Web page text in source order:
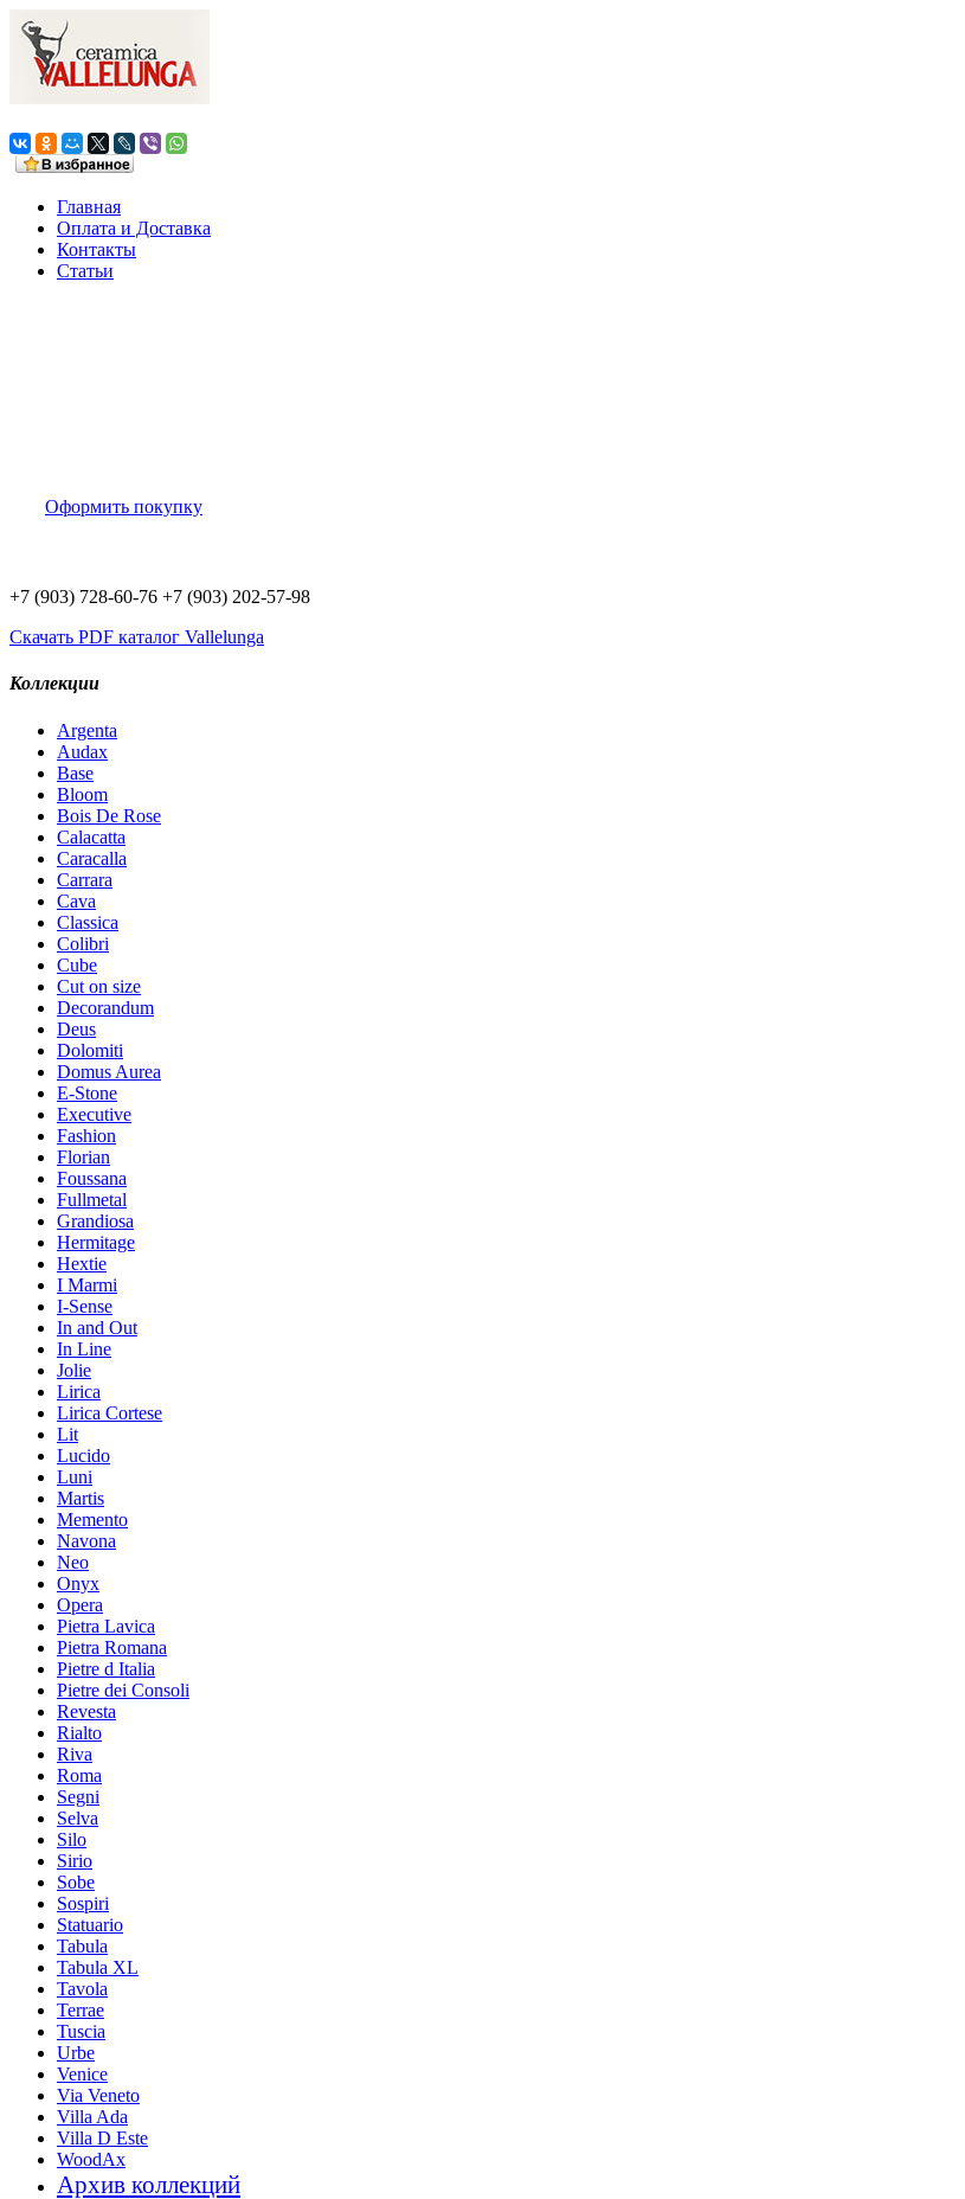
Главная
Оплата и Доставка
Контакты
Статьи
Оформить покупку
+7 (903) 728-60-76 +7 (903) 202-57-98
Скачать PDF каталог Vallelunga
Коллекции
Argenta
Audax
Base
Bloom
Bois De Rose
Calacatta
Caracalla
Carrara
Cava
Classica
Colibri
Cube
Cut on size
Decorandum
Deus
Dolomiti
Domus Aurea
E-Stone
Executive
Fashion
Florian
Foussana
Fullmetal
Grandiosa
Hermitage
Hextie
I Marmi
I-Sense
In and Out
In Line
Jolie
Lirica
Lirica Cortese
Lit
Lucido
Luni
Martis
Memento
Navona
Neo
Onyx
Opera
Pietra Lavica
Pietra Romana
Pietre d Italia
Pietre dei Consoli
Revesta
Rialto
Riva
Roma
Segni
Selva
Silo
Sirio
Sobe
Sospiri
Statuario
Tabula
Tabula XL
Tavola
Terrae
Tuscia
Urbe
Venice
Via Veneto
Villa Ada
Villa D Este
WoodAx
Архив коллекций